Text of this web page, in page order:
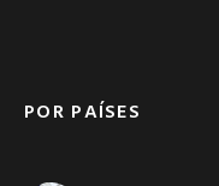
POR PAÍSES